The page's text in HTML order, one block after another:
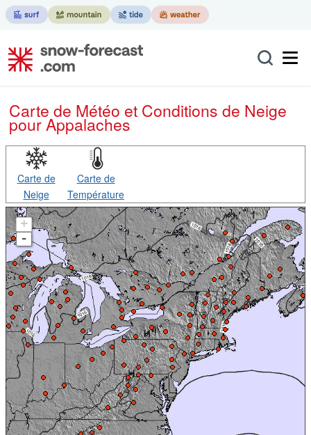
Carte de Météo et Conditions de Neige
pour Appalaches
Carte de
Neige
Carte de
Température
+
-